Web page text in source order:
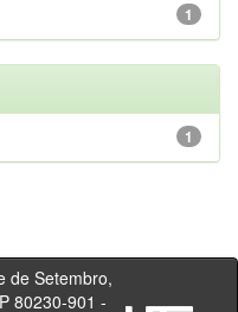
1
1
80230-901 -